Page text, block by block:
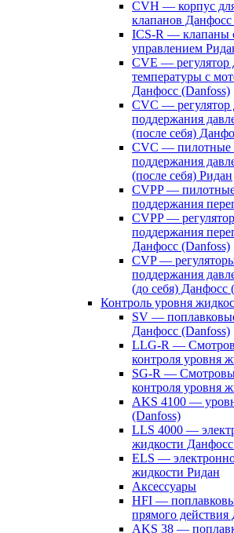
CVH — корпус
клапанов Данфосс
ICS-R — клапаны
управлением
CVE — регулятор
температуры с
Данфосс (Danfoss)
CVС — регулятор
поддержания
(после себя)
CVС — пилотные
поддержания
(после себя) Ридан
CVPP —
поддержания
CVPP —
поддержания
Данфосс (Danfoss)
CVP —
поддержания
(до себя) Данфосс
Контроль уровня
SV —
Данфосс (Danfoss)
LLG-R —
контроля уровня
SG-R —
контроля уровня
AKS 4100 —
(Danfoss)
LLS 4000 —
жидкости
ELS —
жидкости Ридан
Аксессуары
HFI —
прямого
AKS 38 —